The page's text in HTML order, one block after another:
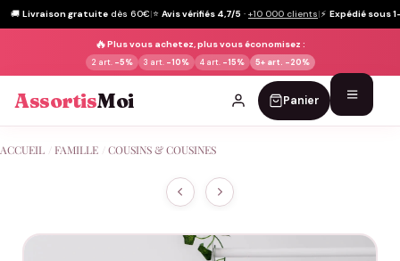
🚚 Livraison gratuite dès 60€|⭐ Avis vérifiés 4,7/5 · +10 000 clients|⚡ Expédié sous
🔥Plus vous achetez, plus vous économisez :
2 art. -5% 3 art. -10% 4 art. -15% 5+ art. -20%
AssortisMoi Panier
au
ACCUEIL FAMILLE COUSINS & COUSINES